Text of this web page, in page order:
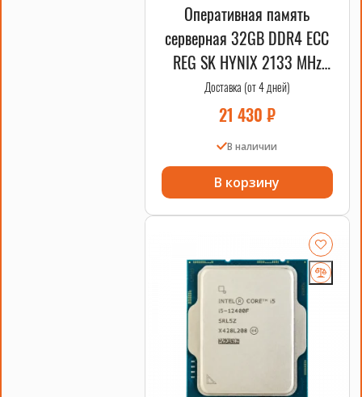
Оперативная память
серверная 32GB DDR4 ECC
REG SK HYNIX 2133 MHz
2DRx4 HPE OEM
Доставка (от 4 дней)
21 430 ₽
В наличии
В корзину